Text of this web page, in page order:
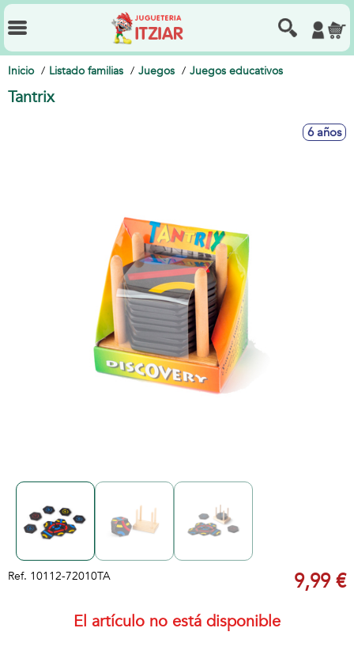
Inicio Listado familias Juegos Juegos educativos
Tantrix
6 años
Ref. 10112-72010TA 9,99 €
El artículo no está disponible